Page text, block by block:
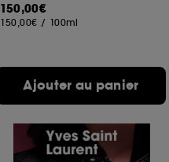
150,00€
150,00€ / 100ml
Ajouter au panier